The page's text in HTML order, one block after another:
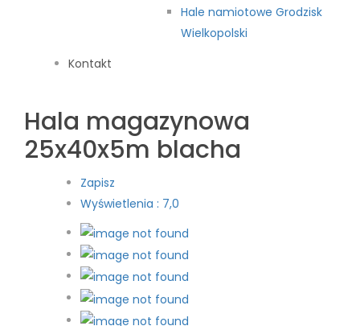
Hale namiotowe Grodzisk
Wielkopolski
Kontakt
Hala magazynowa
25x40x5m blacha
Zapisz
Wyświetlenia : 7,0